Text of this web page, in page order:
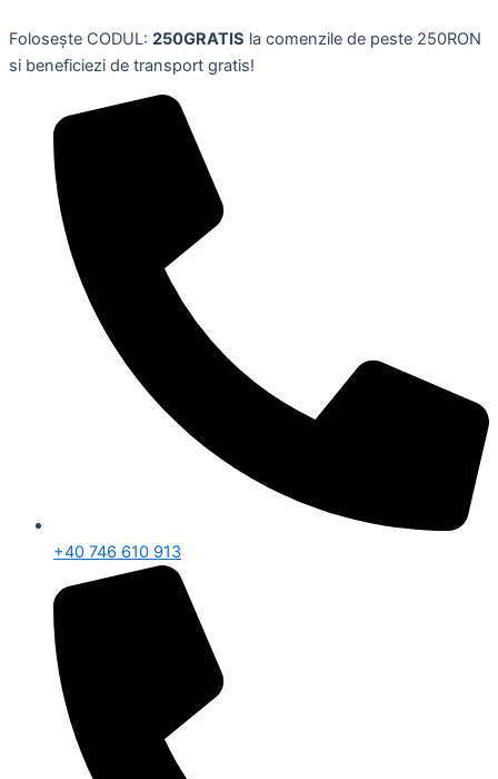
to
content
Folosește CODUL: 250GRATIS la comenzile de peste 250RON
si beneficiezi de transport gratis!
+40 746 610 913